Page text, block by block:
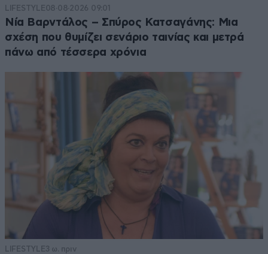
LIFESTYLE08·08·2026 09:01
Νία Βαρντάλος – Σπύρος Κατσαγάνης: Μια
σχέση που θυμίζει σενάριο ταινίας και μετρά
πάνω από τέσσερα χρόνια
LIFESTYLE3 ω. πριν